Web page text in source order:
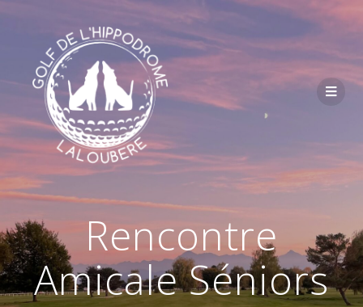
Passer
contenu
Rencontre
Amicale Séniors